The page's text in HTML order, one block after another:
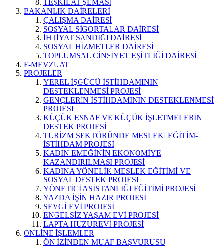
TEŞKİLAT ŞEMASI
BAKANLIK DAİRELERİ
ÇALIŞMA DAİRESİ
SOSYAL SİGORTALAR DAİRESİ
İHTİYAT SANDIĞI DAİRESİ
SOSYAL HİZMETLER DAİRESİ
TOPLUMSAL CİNSİYET EŞİTLİĞİ DAİRESİ
E-MEVZUAT
PROJELER
YEREL İŞGÜCÜ İSTİHDAMININ
DESTEKLENMESİ PROJESİ
GENÇLERİN İSTİHDAMININ DESTEKLENMESİ
PROJESİ
KÜÇÜK ESNAF VE KÜÇÜK İŞLETMELERİN
DESTEK PROJESİ
TURİZM SEKTÖRÜNDE MESLEKİ EĞİTİM-
İSTİHDAM PROJESİ
KADIN EMEĞİNİN EKONOMİYE
KAZANDIRILMASI PROJESİ
KADINA YÖNELİK MESLEK EĞİTİMİ VE
SOSYAL DESTEK PROJESİ
YÖNETİCİ ASİSTANLIĞI EĞİTİMİ PROJESİ
YAZDA İŞİN HAZIR PROJESİ
SEVGİ EVİ PROJESİ
ENGELSİZ YAŞAM EVİ PROJESİ
LAPTA HUZUREVİ PROJESİ
ONLİNE İŞLEMLER
ÖN İZİNDEN MUAF BAŞVURUSU